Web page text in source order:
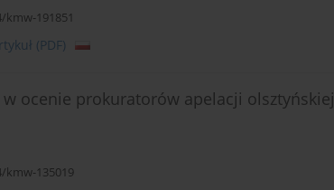
191851
(PDF)
w ocenie prokuratorów apelacji olsztyńskiej
kmw-135019